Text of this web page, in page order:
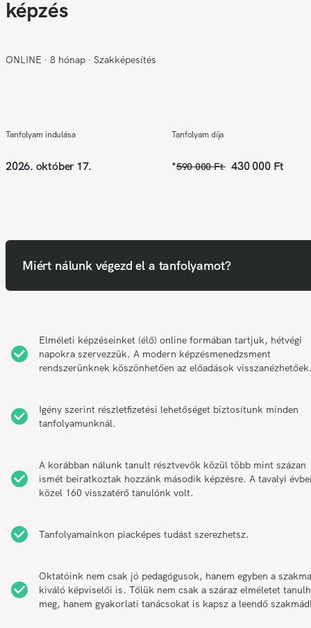
képzés
ONLINE ∙ 8 hónap ∙ Szakképesítés
Tanfolyam indulása
2026. október 17.
Tanfolyam díja
*590 000 Ft 430 000 Ft
Miért nálunk végezd el a tanfolyamot?
Elméleti képzéseinket (élő) online formában tartjuk, hétvégi
napokra szervezzük. A modern képzésmenedzsment
rendszerünknek köszönhetően az előadások
Igény szerint részletfizetési lehetőséget biztosítunk minden
tanfolyamunknál.
A korábban nálunk tanult résztvevők közül több mint százan
ismét beiratkoztak hozzánk második képzésre. A tavalyi
közel 160 visszatérő tanulónk volt.
Tanfolyamainkon piacképes tudást szerezhetsz.
Oktatóink nem csak jó pedagógusok, hanem egyben a szakma
kiváló képviselői is. Tőlük nem csak a száraz elméletet
meg, hanem gyakorlati tanácsokat is kapsz a leendő